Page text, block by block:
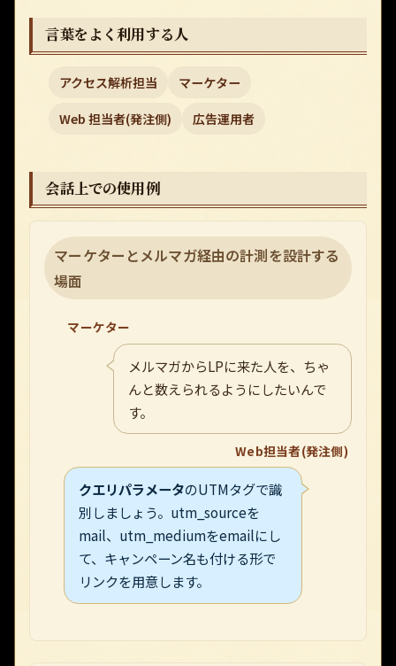
言葉をよく利用する人
アクセス解析担当 マーケター
Web 担当者(発注側) 広告運用者
会話上での使用例
マーケターとメルマガ経由の計測を設計する
場面
マーケター
メルマガからLPに来た人を、ちゃ
んと数えられるようにしたいんで
す。
Web担当者(発注側)
クエリパラメータのUTMタグで識
別しましょう。utm_sourceを
mail、utm_mediumをemailにし
て、キャンペーン名も付ける形で
リンクを用意します。